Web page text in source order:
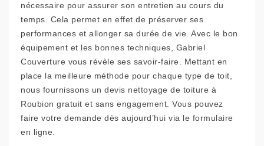
nécessaire pour assurer son entretien au cours du
temps. Cela permet en effet de préserver ses
performances et allonger sa durée de vie. Avec le bon
équipement et les bonnes techniques, Gabriel
Couverture vous révèle ses savoir-faire. Mettant en
place la meilleure méthode pour chaque type de toit,
nous fournissons un devis nettoyage de toiture à
Roubion gratuit et sans engagement. Vous pouvez
faire votre demande dès aujourd’hui via le formulaire
en ligne.